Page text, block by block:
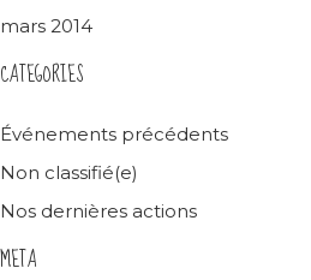
mars 2014
CATEGORIES
Événements précédents
Non classifié(e)
Nos dernières actions
META